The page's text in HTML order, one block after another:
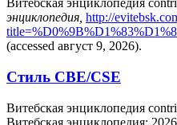
Витебская энциклопедия
энциклопедия, http://
(accessed август 9, 2026).
Стиль CBE/CSE
Витебская энциклопедия
Витебская энциклопедия;